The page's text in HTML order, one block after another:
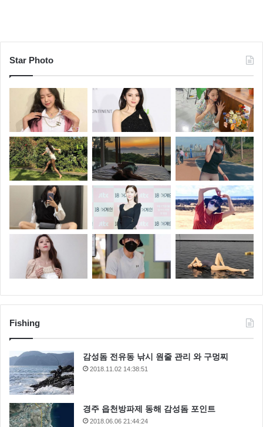
Star Photo
Fishing
감성돔 전유동 낚시 원줄 관리 와 구멍찌
2018.11.02 14:38:51
경주 읍천방파제 동해 감성돔 포인트
2018.06.06 21:44:24